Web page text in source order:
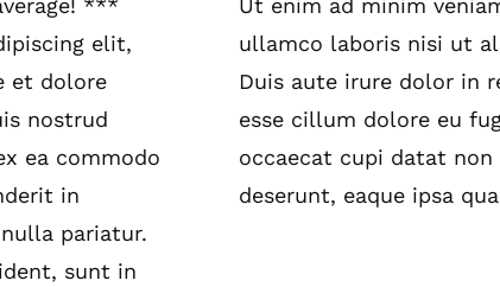
elit,
et dolore
nostrud
ea commodo
in
pariatur.
sunt in
ullamco laboris nisi ut
Duis aute irure dolor in
esse cillum dolore eu
occaecat cupi datat
deserunt, eaque ipsa